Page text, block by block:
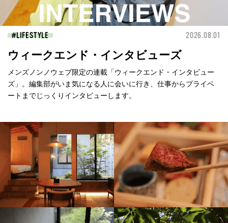
LIFESTYLE 2026.08.01
ウィークエンド・インタビューズ
メンズノンノウェブ限定の連載「ウィークエンド・インタビュー
ズ」。編集部がいま気になる人に会いに行き、仕事からプライベ
ートまでじっくりインタビューします。